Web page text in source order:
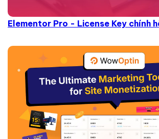
Elementor Pro - License Key chính